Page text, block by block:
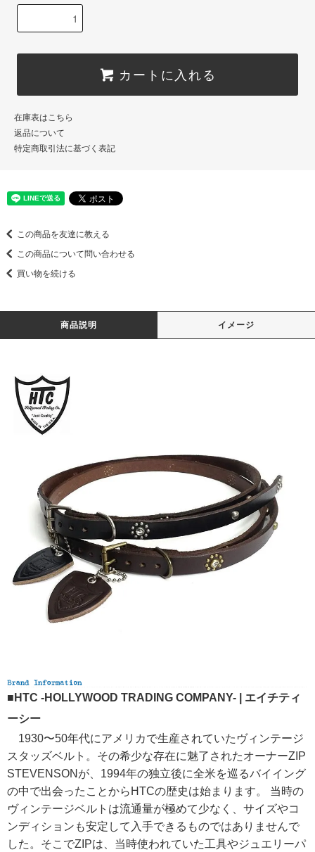
カートに入れる
在庫表はこちら
返品について
特定商取引法に基づく表記
この商品を友達に教える
この商品について問い合わせる
買い物を続ける
商品説明 イメージ
■HTC -HOLLYWOOD TRADING COMPANY- | エイチティ
ーシー
1930〜50年代にアメリカで生産されていたヴィンテージ
スタッズベルト。その希少な存在に魅了されたオーナーZIP
STEVENSONが、1994年の独立後に全米を巡るバイイング
の中で出会ったことからHTCの歴史は始まります。 当時の
ヴィンテージベルトは流通量が極めて少なく、サイズやコ
ンディションも安定して入手できるものではありませんで
した。そこでZIPは、当時使われていた工具やジュエリーパ